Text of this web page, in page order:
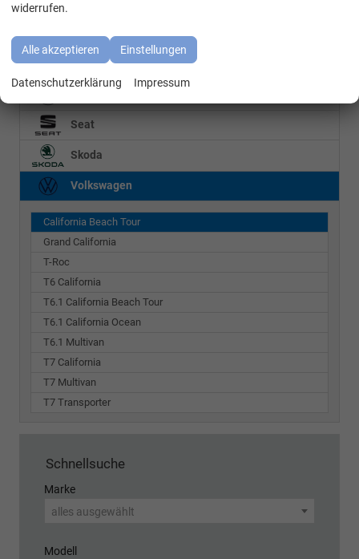
BMW
Cupra
Seat
Skoda
Volkswagen
California Beach Tour
Grand California
T-Roc
T6 California
T6.1 California Beach Tour
T6.1 California Ocean
T6.1 Multivan
T7 California
T7 Multivan
T7 Transporter
Schnellsuche
Marke
alles ausgewählt
Modell
widerrufen.
Alle akzeptieren Einstellungen
Datenschutzerklärung Impressum